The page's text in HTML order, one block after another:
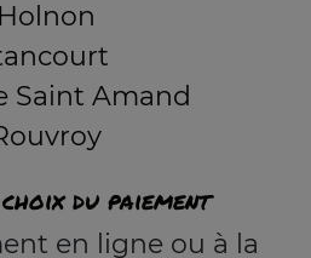
Holnon
Saint Amand
du paiement
en ligne ou à la